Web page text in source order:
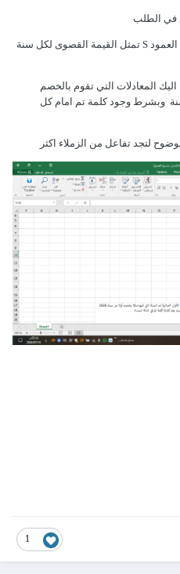
في الطلب
ولكن جسب فهمي لطلبك ان القيم في العمود S تمثل القيمة القصوى لكل سنة
المعادلات التي تقوم بالخصم
وبشرط وجود كلمة تم امام كل
لتجد تفاعل من الزملاء اكثر
1